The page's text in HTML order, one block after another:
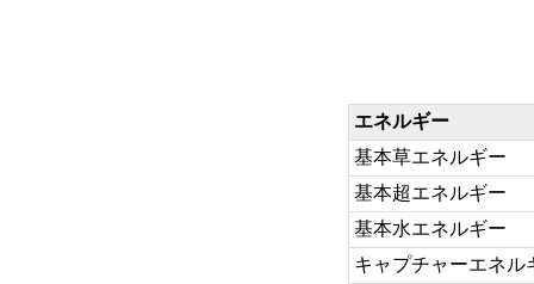
エネルギー
基本草エネルギー
基本超エネルギー
基本水エネルギー
キャプチャーエネル